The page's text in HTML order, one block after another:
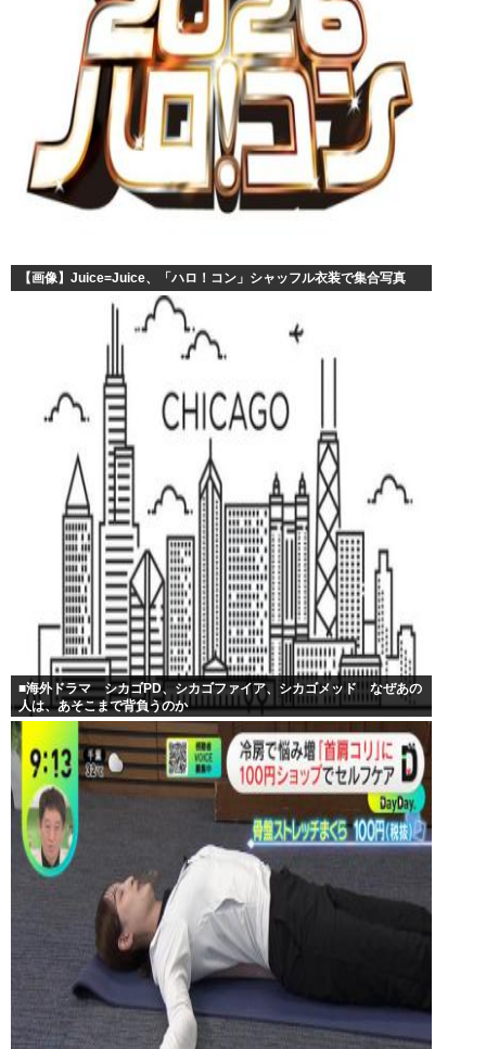
【画像】Juice=Juice、「ハロ！コン」シャッフル衣装で集合写真
■海外ドラマ シカゴPD、シカゴファイア、シカゴメッド なぜあの
人は、あそこまで背負うのか